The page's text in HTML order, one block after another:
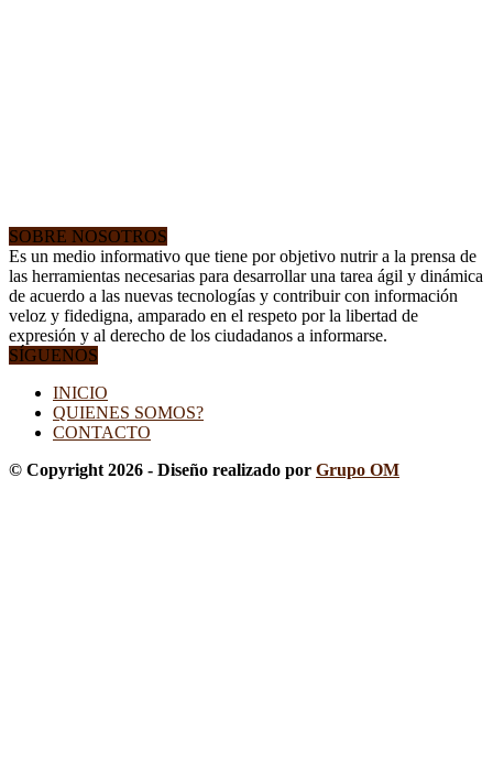
SOBRE NOSOTROS
Es un medio informativo que tiene por objetivo nutrir a la prensa de
las herramientas necesarias para desarrollar una tarea ágil y dinámica
de acuerdo a las nuevas tecnologías y contribuir con información
veloz y fidedigna, amparado en el respeto por la libertad de
expresión y al derecho de los ciudadanos a informarse.
SÍGUENOS
INICIO
QUIENES SOMOS?
CONTACTO
© Copyright 2026 - Diseño realizado por Grupo OM